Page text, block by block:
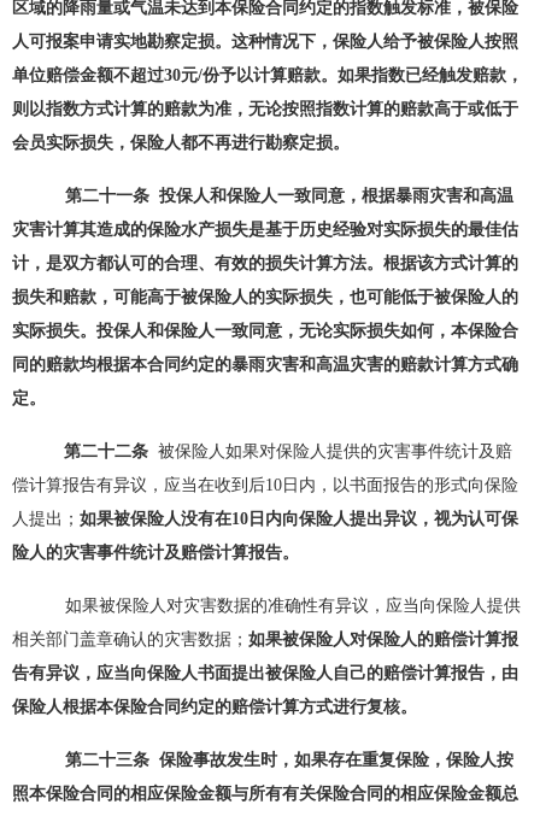
区域的降雨量或气温未达到本保险合同约定的指数触发标准，被保险
人可报案申请实地勘察定损。这种情况下，保险人给予被保险人按照
单位赔偿金额不超过30元/份予以计算赔款。如果指数已经触发赔款，
则以指数方式计算的赔款为准，无论按照指数计算的赔款高于或低于
会员实际损失，保险人都不再进行勘察定损。
第二十一条 投保人和保险人一致同意，根据暴雨灾害和高温
灾害计算其造成的保险水产损失是基于历史经验对实际损失的最佳估
计，是双方都认可的合理、有效的损失计算方法。根据该方式计算的
损失和赔款，可能高于被保险人的实际损失，也可能低于被保险人的
实际损失。投保人和保险人一致同意，无论实际损失如何，本保险合
同的赔款均根据本合同约定的暴雨灾害和高温灾害的赔款计算方式确
定。
第二十二条 被保险人如果对保险人提供的灾害事件统计及赔
偿计算报告有异议，应当在收到后10日内，以书面报告的形式向保险
人提出； 如果被保险人没有在10日内向保险人提出异议，视为认可保
险人的灾害事件统计及赔偿计算报告。
如果被保险人对灾害数据的准确性有异议，应当向保险人提供
相关部门盖章确认的灾害数据； 如果被保险人对保险人的赔偿计算报
告有异议，应当向保险人书面提出被保险人自己的赔偿计算报告，由
保险人根据本保险合同约定的赔偿计算方式进行复核。
第二十三条 保险事故发生时，如果存在重复保险，保险人按
照本保险合同的相应保险金额与所有有关保险合同的相应保险金额总